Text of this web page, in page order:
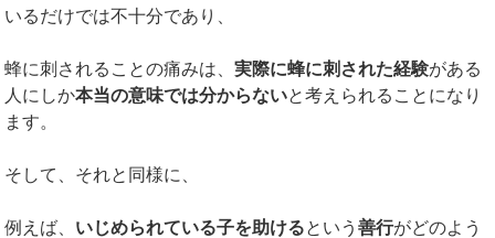
いるだけでは不十分であり、
蜂に刺されることの痛みは、実際に蜂に刺された経験がある
人にしか本当の意味では分からないと考えられることになり
ます。
そして、それと同様に、
例えば、 いじめられている子を助けるという善行がどのよう